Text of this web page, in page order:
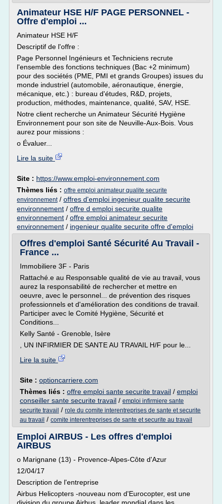
Animateur HSE H/F PAGE PERSONNEL -
Offre d'emploi ...
Animateur HSE H/F
Descriptif de l'offre :
Page Personnel Ingénieurs et Techniciens recrute
l'ensemble des fonctions techniques (Bac +2 minimum)
pour des sociétés (PME, PMI et grands Groupes) issues du
monde industriel (automobile, aéronautique, énergie,
mécanique, etc.) : bureau d'études, R&D, projets,
production, méthodes, maintenance, qualité, SAV, HSE.
Notre client recherche un Animateur Sécurité Hygiène
Environnement pour son site de Neuville-Aux-Bois. Vous
aurez pour missions :
o Évaluer...
Lire la suite
Site : https://www.emploi-environnement.com
Thèmes liés : offre emploi animateur qualite securite
environnement/ offres d'emploi ingenieur qualite securite
environnement / offre d emploi securite qualite
environnement / offre emploi animateur securite
environnement / ingenieur qualite securite offre d'emploi
Offres d'emploi Santé Sécurité Au Travail -
France ...
Immobiliere 3F - Paris
Rattaché.e au Responsable qualité de vie au travail, vous
aurez la responsabilité de rechercher et mettre en
oeuvre, avec le personnel... de prévention des risques
professionnels et d'amélioration des conditions de travail.
Participer avec le Comité Hygiène, Sécurité et
Conditions...
Kelly Santé - Grenoble, Isère
, UN INFIRMIER DE SANTE AU TRAVAIL H/F pour le...
Lire la suite
Site : optioncarriere.com
Thèmes liés : offre emploi sante securite travail / emploi
conseiller sante securite travail / emploi infirmiere sante
securite travail / role du comite interentreprises de sante et securite
au travail / comite interentreprises de sante et securite au travail
Emploi AIRBUS - Les offres d'emploi
AIRBUS
o Marignane (13) - Provence-Alpes-Côte d'Azur
12/04/17
Description de l'entreprise
Airbus Helicopters -nouveau nom d'Eurocopter, est une